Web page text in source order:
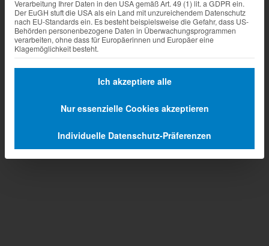
Verarbeitung Ihrer Daten in den USA gemäß Art. 49 (1) lit. a GDPR ein.
Der EuGH stuft die USA als ein Land mit unzureichendem Datenschutz
nach EU-Standards ein. Es besteht beispielsweise die Gefahr, dass US-
Behörden personenbezogene Daten in Überwachungsprogrammen
verarbeiten, ohne dass für Europäerinnen und Europäer eine
Klagemöglichkeit besteht.
Ich akzeptiere alle
Nur essenzielle Cookies akzeptieren
Individuelle Datenschutz-Präferenzen